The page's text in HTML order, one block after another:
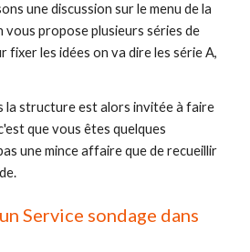
une discussion sur le menu de la
vous propose plusieurs séries de
fixer les idées on va dire les série A,
la structure est alors invitée à faire
que vous êtes quelques
une mince affaire que de recueillir
Service sondage dans